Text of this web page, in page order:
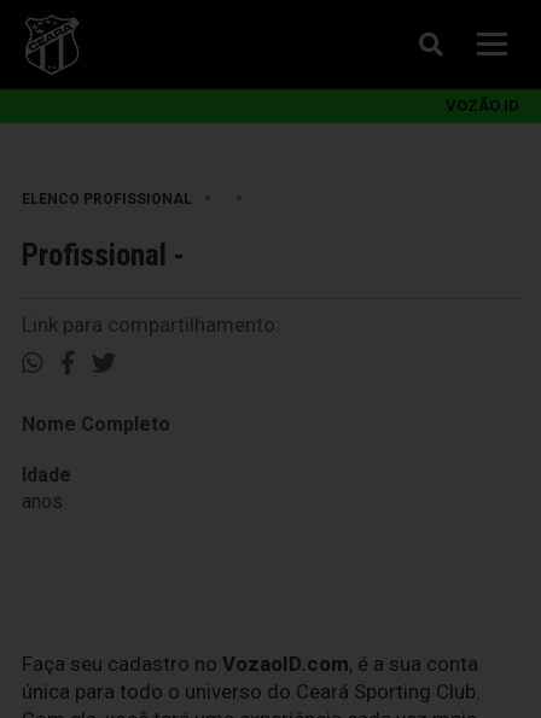
VOZÃO ID
ELENCO PROFISSIONAL • •
Profissional -
Link para compartilhamento:
Nome Completo
Idade
anos
Faça seu cadastro no VozaoID.com, é a sua conta
única para todo o universo do Ceará Sporting Club.